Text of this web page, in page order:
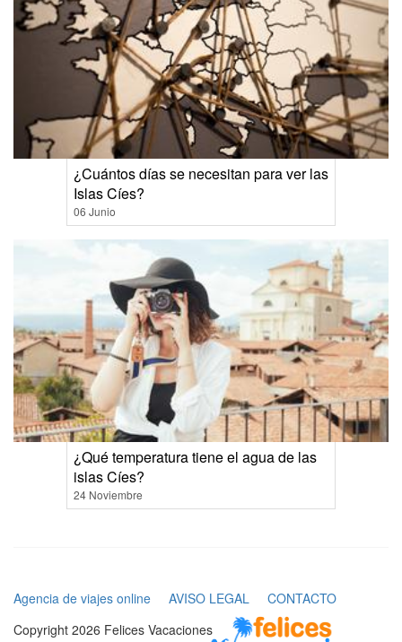
¿Cuántos días se necesitan para ver las
Islas Cíes?
06 Junio
¿Qué temperatura tiene el agua de las
islas Cíes?
24 Noviembre
Agencia de viajes online AVISO LEGAL
CONTACTO
Copyright 2026 Felices Vacaciones